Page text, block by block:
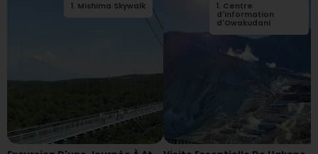
1. Mishima Skywalk 2 Parc municipal de
Mishima Rakujuen
1. Centre
d'information
d'Owakudani